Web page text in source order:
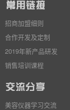
招商加盟细则
合作开发及定制
2019年新产品研发
销售培训课程
美容仪器学习交流